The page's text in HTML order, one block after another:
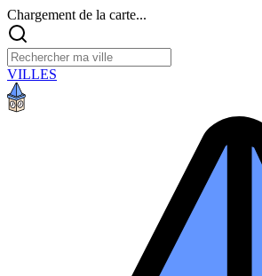
Chargement de la carte...
VILLES